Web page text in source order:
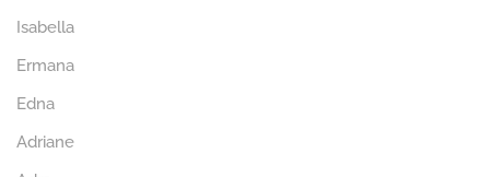
Isabella
Ermana
Edna
Adriane